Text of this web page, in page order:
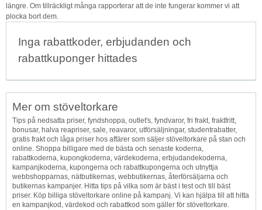
längre. Om tillräckligt många rapporterar att de inte fungerar kommer vi att
plocka bort dem.
Inga rabattkoder, erbjudanden och
rabattkuponger hittades
Mer om stöveltorkare
Tips på nedsatta priser, fyndshoppa, outlet's, fyndvaror, fri frakt, fraktfritt,
bonusar, halva reapriser, sale, reavaror, utförsäljningar, studentrabatter,
gratis frakt och låga priser hos affärer som säljer stöveltorkare på stan och
online. Shoppa billigare med de bästa och senaste koderna,
rabattkoderna, kupongkoderna, värdekoderna, erbjudandekoderna,
kampanjkoderna, kupongerna och rabattkupongerna och utnyttja
webbshopparnas, nätbutikernas, webbutikernas, återförsäljarna och
butikernas kampanjer. Hitta tips på vilka som är bäst i test och till bäst
priser. Köp billiga stöveltorkare online på kampanj. Vi kan hjälpa till att hitta
en kampanjkod, värdekod och rabattkod som gäller för stöveltorkare.